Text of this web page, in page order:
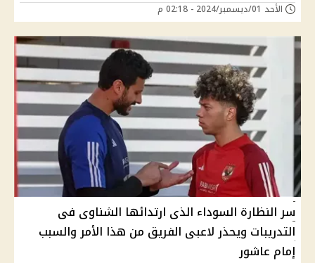
الأحد 01/ديسمبر/2024 - 02:18 م
سر النظارة السوداء الذى ارتدائها الشناوى فى
التدريبات ويحذر لاعبى الفريق من هذا الأمر والسبب
إمام عاشور